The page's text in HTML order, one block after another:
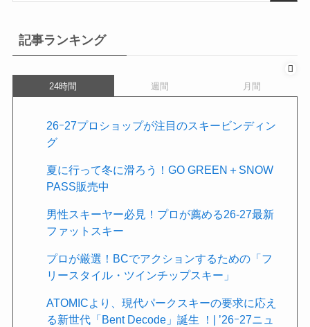
記事ランキング
24時間 週間 月間
26ｰ27プロショップが注目のスキービンディン
グ
夏に行って冬に滑ろう！GO GREEN＋SNOW
PASS販売中
男性スキーヤー必見！プロが薦める26-27最新
ファットスキー
プロが厳選！BCでアクションするための「フ
リースタイル・ツインチップスキー」
ATOMICより、現代パークスキーの要求に応え
る新世代「Bent Decode」誕生 ！| ’26ｰ27ニュ